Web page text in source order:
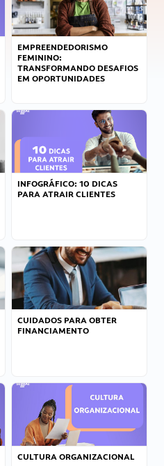
EMPREENDEDORISMO
FEMININO:
TRANSFORMANDO DESAFIOS
EM OPORTUNIDADES
INFOGRÁFICO: 10 DICAS
PARA ATRAIR CLIENTES
CUIDADOS PARA OBTER
FINANCIAMENTO
CULTURA ORGANIZACIONAL